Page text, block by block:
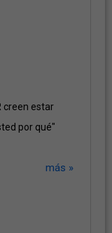
creen estar
por qué"
más »